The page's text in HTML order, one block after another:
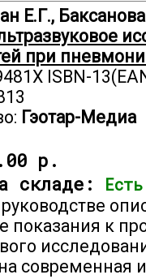
Е.Г.,
при
ISBN-
Гэотар-Медиа
р.
складе:
показания к
современная